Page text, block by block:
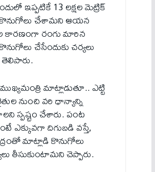
ఇప్పటికే 13 లక్షల మెట్రిక్
కొనుగోలు చేశామని ఆయన
కారణంగా రంగు మారిన
చేసేందుకు చర్యలు
మాట్లాడుతూ.. ఎట్టి
నుంచి వరి ధాన్యాన్ని
స్పష్టం చేశారు. పంట
ఎక్కువగా దిగుబడి వస్తే,
మాట్లాడి కొనుగోలు
తీసుకుంటామని చెప్పారు.